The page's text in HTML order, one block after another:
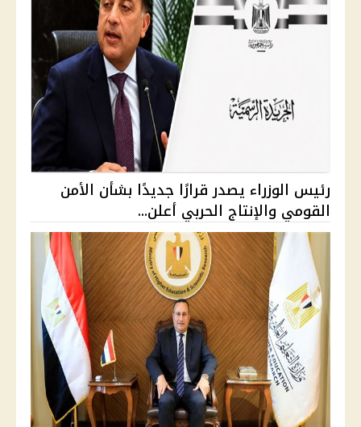
رئيس الوزراء يصدر قرارًا جديدًا بشأن الأمن
القومي والإنتاج الحربي أعلن...